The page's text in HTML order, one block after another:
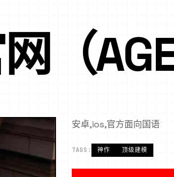
（
安卓,ios,官方面向国语
TAGS: 神作 顶级建模